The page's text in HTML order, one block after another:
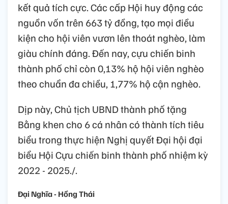
kết quả tích cực. Các cấp Hội huy động các
nguồn vốn trên 663 tỷ đồng, tạo mọi điều
kiện cho hội viên vươn lên thoát nghèo, làm
giàu chính đáng. Đến nay, cựu chiến binh
thành phố chỉ còn 0,13% hộ hội viên nghèo
theo chuẩn đa chiều, 1,77% hộ cận nghèo.
Dịp này, Chủ tịch UBND thành phố tặng
Bằng khen cho 6 cá nhân có thành tích tiêu
biểu trong thực hiện Nghị quyết Đại hội đại
biểu Hội Cựu chiến binh thành phố nhiệm kỳ
2022 - 2025./.
Đại Nghĩa - Hồng Thái